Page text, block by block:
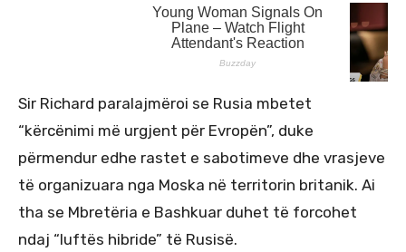
Sir Richard paralajmëroi se Rusia mbetet
“kërcënimi më urgjent për Evropën”, duke
përmendur edhe rastet e sabotimeve dhe vrasjeve
të organizuara nga Moska në territorin britanik. Ai
tha se Mbretëria e Bashkuar duhet të forcohet
ndaj “luftës hibride” të Rusisë.